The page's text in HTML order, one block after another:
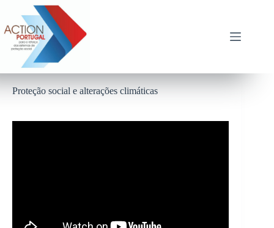
conteúdo
Proteção social e alterações climáticas